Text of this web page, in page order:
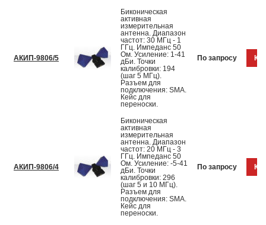
АКИП-9806/5
Биконическая
активная
измерительная
антенна. Диапазон
частот: 30 МГц - 1
ГГц. Импеданс 50
Ом. Усиление: 1-41
дБи. Точки
калибровки: 194
(шаг 5 МГц).
Разъем для
подключения: SMA.
Кейс для
переноски.
По запросу
АКИП-9806/4
Биконическая
активная
измерительная
антенна. Диапазон
частот: 20 МГц - 3
ГГц. Импеданс 50
Ом. Усиление: -5-41
дБи. Точки
калибровки: 296
(шаг 5 и 10 МГц).
Разъем для
подключения: SMA.
Кейс для
переноски.
По запросу